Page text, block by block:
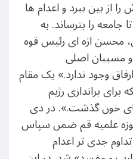
از بین ببرد و اعدام ها
جامعه را بترساند. به
محسن اژه ای رئیس قوه
مسببان اصلی
وجود ندارد.» یک مقام
براندازی رژیم
خون گذشت.». در دی
حوزه علمیه قم ضمن سپاس
جدی تر اعدام